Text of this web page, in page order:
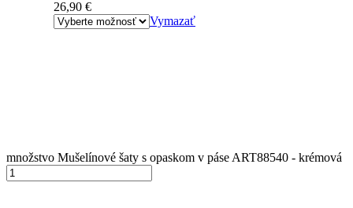
26,90 €
Vymazať
množstvo Mušelínové šaty s opaskom v páse ART88540 - krémová